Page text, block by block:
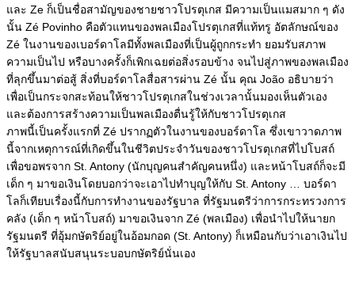
และ Ze ก็เป็นชื่อสามัญของชายชาวโปรตุเกส มีความเป็นแมสมาก ๆ ดัง
นั้น Zé Povinho คือตัวแทนของพลเมืองโปรตุเกสที่แท้ทรู อัตลักษณ์ของ
Zé ในงานของเบอร์ดาโลมีทั้งพลเมืองที่เป็นผู้ถูกกระทำ ยอมรับสภาพ
ความเป็นไป หรือบางครั้งก็เพิกเฉยต่อสิ่งรอบข้าง จนไปสู่ภาพของพลเมือง
ที่ลุกขึ้นมาต่อสู้ สิ่งที่บอร์ดาโลสื่อสารผ่าน Zé นั้น คุณ João อธิบายว่า
เพื่อเป็นกระจกสะท้อนให้ชาวโปรตุเกสในช่วงเวลานั้นมองเห็นตัวเอง
และต้องการสร้างความเป็นพลเมืองตื่นรู้ให้กับชาวโปรตุเกส
ภาพนี้เป็นครั้งแรกที่ Zé ปรากฏตัวในงานของบอร์ดาโล ซึ่งเขาวาดภาพ
นี้จากเหตุการณ์ที่เกิดขึ้นในชีวิตประจำวันของชาวโปรตุเกสที่ไปโบสถ์
เพื่อขอพรจาก St. Antony (นักบุญคนสำคัญคนหนึ่ง) และหน้าโบสถ์ก็จะมี
เด็ก ๆ มาขอเงินโดยบอกว่าจะเอาไปทำบุญให้กับ St. Antony … บอร์ดา
โลก็เทียบเรื่องนี้กับการทำงานของรัฐบาล ที่รัฐมนตรีว่าการกระทรวงการ
คลัง (เด็ก ๆ หน้าโบสถ์) มาขอเงินจาก Zé (พลเมือง) เพื่อนำไปให้นายก
รัฐมนตรี ที่อุ้มกษัตริย์อยู่ในอ้อมกอด (St. Antony) ก็เหมือนกับว่าเอาเงินไป
ให้รัฐบาลสนับสนุนระบอบกษัตริย์นั่นเอง